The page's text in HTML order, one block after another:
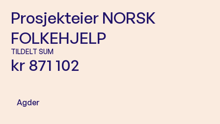
l
i
n
n
Prosjekteier NORSK
FOLKEHJELP
TILDELT SUM
kr 871 102
Agder